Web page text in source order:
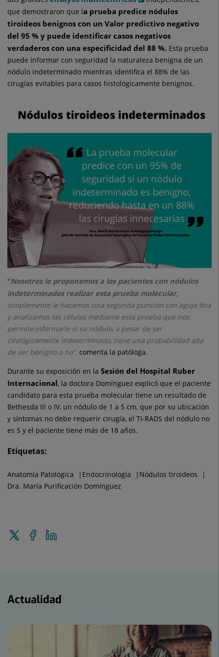
que demostraron que la prueba predice nódulos
tiroideos benignos con un Valor predictivo negativo
del 95 % y puede identificar casos negativos
verdaderos con una especificidad del 88 %. Esta prueba
puede informar con seguridad la naturaleza benigna de un
nódulo indeterminado mientras identifica el 88% de las
cirugías evitables para casos histológicamente benignos.
"Nosotros le proponemos a los pacientes con nódulos
indeterminados realizar esta prueba molecular,
simplemente le hacemos una segunda punción con aguja fina
y analizamos las células mediante esta prueba que nos
permite informarle si su nódulo, a pesar de ser
citológicamente indeterminado, tiene una probabilidad alta
de ser benigno o no", comenta la patóloga.
Durante su exposición en la Sesión del Hospital Ruber
Internacional, la doctora Domínguez explicó que el paciente
candidato para esta prueba molecular tiene un resultado de
Bethesda III o IV, un nódulo de 1 a 5 cm, que por su ubicación
y síntomas no debe requerir cirugía, el TI-RADS del nódulo no
es 5 y el paciente tiene más de 18 años.
Etiquetas:
Anatomía Patológica Endocrinología
Nódulos tiroideos
Dra. María Purificación Domínguez
Enviar
Compartir
en
Actualidad